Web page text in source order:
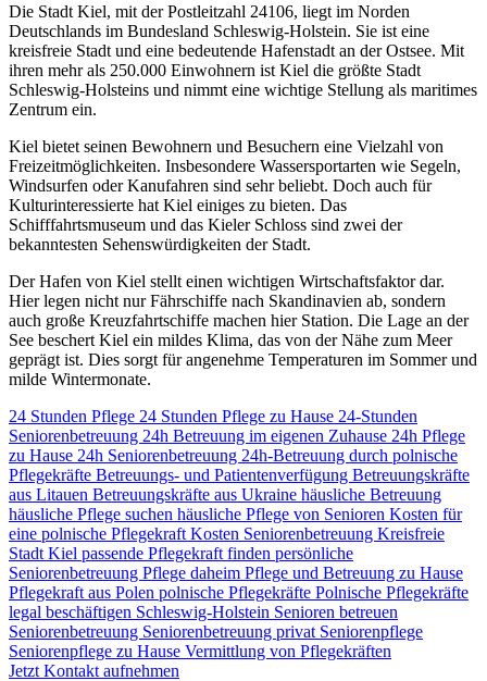
Die Stadt Kiel, mit der Postleitzahl 24106, liegt im Norden
Deutschlands im Bundesland Schleswig-Holstein. Sie ist eine
kreisfreie Stadt und eine bedeutende Hafenstadt an der Ostsee. Mit
ihren mehr als 250.000 Einwohnern ist Kiel die größte Stadt
Schleswig-Holsteins und nimmt eine wichtige Stellung als maritimes
Zentrum ein.
Kiel bietet seinen Bewohnern und Besuchern eine Vielzahl von
Freizeitmöglichkeiten. Insbesondere Wassersportarten wie Segeln,
Windsurfen oder Kanufahren sind sehr beliebt. Doch auch für
Kulturinteressierte hat Kiel einiges zu bieten. Das
Schifffahrtsmuseum und das Kieler Schloss sind zwei der
bekanntesten Sehenswürdigkeiten der Stadt.
Der Hafen von Kiel stellt einen wichtigen Wirtschaftsfaktor dar.
Hier legen nicht nur Fährschiffe nach Skandinavien ab, sondern
auch große Kreuzfahrtschiffe machen hier Station. Die Lage an der
See beschert Kiel ein mildes Klima, das von der Nähe zum Meer
geprägt ist. Dies sorgt für angenehme Temperaturen im Sommer und
milde Wintermonate.
24 Stunden Pflege 24 Stunden Pflege zu Hause 24-Stunden
Seniorenbetreuung 24h Betreuung im eigenen Zuhause 24h Pflege
zu Hause 24h Seniorenbetreuung 24h-Betreuung durch polnische
Pflegekräfte Betreuungs- und Patientenverfügung Betreuungskräfte
aus Litauen Betreuungskräfte aus Ukraine häusliche Betreuung
häusliche Pflege suchen häusliche Pflege von Senioren Kosten für
eine polnische Pflegekraft Kosten Seniorenbetreuung Kreisfreie
Stadt Kiel passende Pflegekraft finden persönliche
Seniorenbetreuung Pflege daheim Pflege und Betreuung zu Hause
Pflegekraft aus Polen polnische Pflegekräfte Polnische Pflegekräfte
legal beschäftigen Schleswig-Holstein Senioren betreuen
Seniorenbetreuung Seniorenbetreuung privat Seniorenpflege
Seniorenpflege zu Hause Vermittlung von Pflegekräften
Jetzt Kontakt aufnehmen